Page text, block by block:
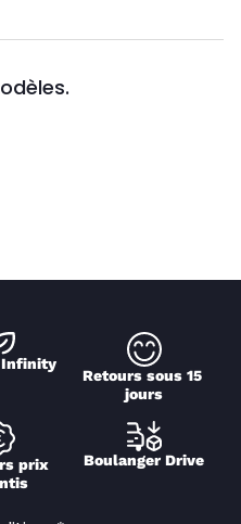
Infinity
Retours sous 15
jours
prix
Boulanger Drive